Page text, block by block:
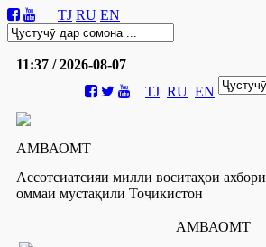
TJ RU EN
11:37 / 2026-08-07
TJ RU EN
АМВАОМТ
Ассотсиатсияи милли воситаҳои ахбори
оммаи мустақили Тоҷикистон
АМВАОМТ